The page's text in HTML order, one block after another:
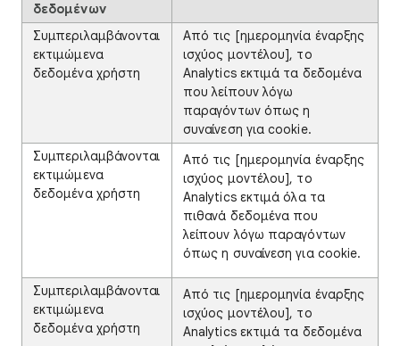
δεδομένων
Συμπεριλαμβάνονται
εκτιμώμενα
δεδομένα χρήστη
Από τις [ημερομηνία έναρξης
ισχύος μοντέλου], το
Analytics εκτιμά τα δεδομένα
που λείπουν λόγω
παραγόντων όπως η
συναίνεση για cookie.
Συμπεριλαμβάνονται
εκτιμώμενα
δεδομένα χρήστη
Από τις [ημερομηνία έναρξης
ισχύος μοντέλου], το
Analytics εκτιμά όλα τα
πιθανά δεδομένα που
λείπουν λόγω παραγόντων
όπως η συναίνεση για cookie.
Συμπεριλαμβάνονται
εκτιμώμενα
δεδομένα χρήστη
Από τις [ημερομηνία έναρξης
ισχύος μοντέλου], το
Analytics εκτιμά τα δεδομένα